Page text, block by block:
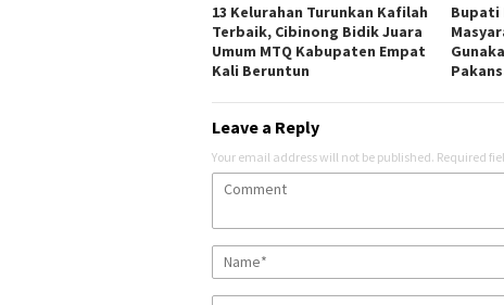
13 Kelurahan Turunkan Kafilah
Terbaik, Cibinong Bidik Juara
Umum MTQ Kabupaten Empat
Kali Beruntun
Bupati
Leave a Reply
Your email address will not be published. Required